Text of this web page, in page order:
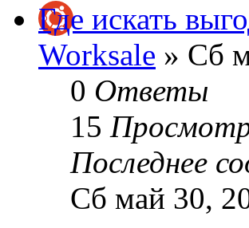
Где искать
Worksale » Сб
0 Ответы
15
Последнее
Сб май 30,